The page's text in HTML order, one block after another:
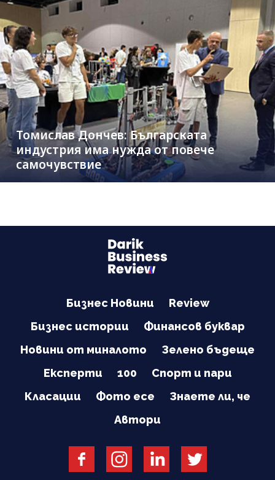
Томислав Дончев: Българската
индустрия има нужда от повече
самочувствие
Бизнес Новини
Review
Бизнес истории
Финансов буквар
Новини от миналото
Зелено бъдеще
Експерти
100
Спорт и пари
Класации
Фото есе
Знаете ли, че
Автори